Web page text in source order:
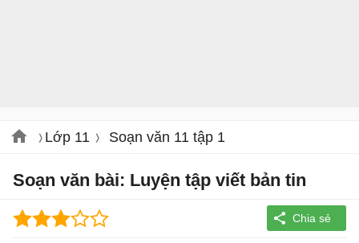
Lớp 11 Soạn văn 11 tập 1
Soạn văn bài: Luyện tập viết bản tin